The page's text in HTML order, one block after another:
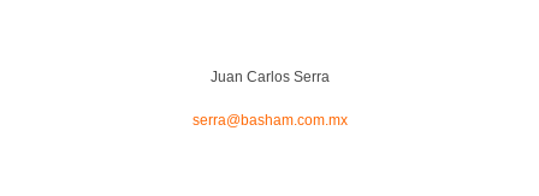
Juan Carlos Serra
serra@basham.com.mx